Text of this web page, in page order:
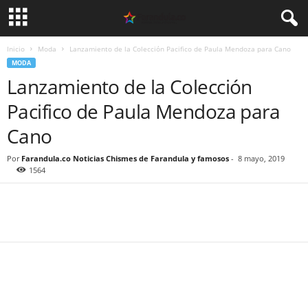
Inicio Moda Lanzamiento de la Colección Pacifico de Paula Mendoza para Cano
MODA
Lanzamiento de la Colección
Pacifico de Paula Mendoza para
Cano
Por Farandula.co Noticias Chismes de Farandula y famosos - 8 mayo, 2019
1564